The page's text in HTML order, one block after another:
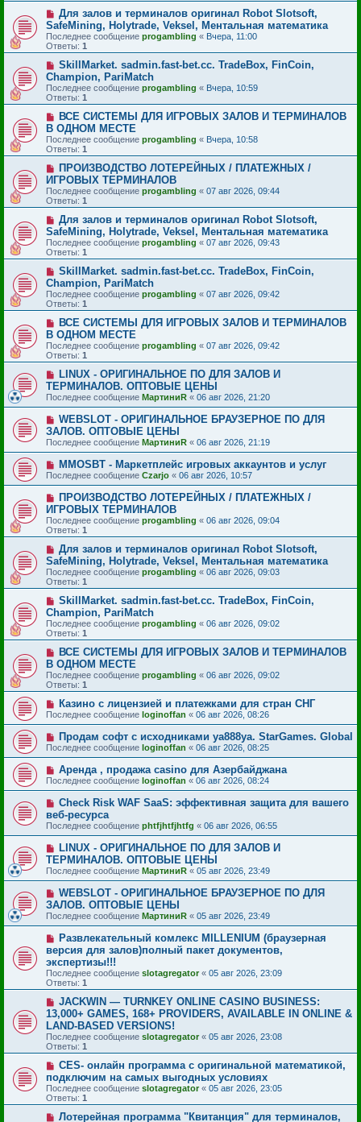
Для залов и терминалов оригинал Robot Slotsoft,
SafeMining, Holytrade, Veksel, Ментальная математика
Последнее сообщение progambling « Вчера, 11:00
Ответы: 1
SkillMarket. sadmin.fast-bet.cc. TradeBox, FinCoin,
Champion, PariMatch
Последнее сообщение progambling « Вчера, 10:59
Ответы: 1
ВСЕ СИСТЕМЫ ДЛЯ ИГРОВЫХ ЗАЛОВ И ТЕРМИНАЛОВ
В ОДНОМ МЕСТЕ
Последнее сообщение progambling « Вчера, 10:58
Ответы: 1
ПРОИЗВОДСТВО ЛОТЕРЕЙНЫХ / ПЛАТЕЖНЫХ /
ИГРОВЫХ ТЕРМИНАЛОВ
Последнее сообщение progambling « 07 авг 2026, 09:44
Ответы: 1
Для залов и терминалов оригинал Robot Slotsoft,
SafeMining, Holytrade, Veksel, Ментальная математика
Последнее сообщение progambling « 07 авг 2026, 09:43
Ответы: 1
SkillMarket. sadmin.fast-bet.cc. TradeBox, FinCoin,
Champion, PariMatch
Последнее сообщение progambling « 07 авг 2026, 09:42
Ответы: 1
ВСЕ СИСТЕМЫ ДЛЯ ИГРОВЫХ ЗАЛОВ И ТЕРМИНАЛОВ
В ОДНОМ МЕСТЕ
Последнее сообщение progambling « 07 авг 2026, 09:42
Ответы: 1
LINUX - ОРИГИНАЛЬНОЕ ПО ДЛЯ ЗАЛОВ И
ТЕРМИНАЛОВ. ОПТОВЫЕ ЦЕНЫ
Последнее сообщение МартиниR « 06 авг 2026, 21:20
WEBSLOT - ОРИГИНАЛЬНОЕ БРАУЗЕРНОЕ ПО ДЛЯ
ЗАЛОВ. ОПТОВЫЕ ЦЕНЫ
Последнее сообщение МартиниR « 06 авг 2026, 21:19
MMOSBT - Маркетплейс игровых аккаунтов и услуг
Последнее сообщение Czarjo « 06 авг 2026, 10:57
ПРОИЗВОДСТВО ЛОТЕРЕЙНЫХ / ПЛАТЕЖНЫХ /
ИГРОВЫХ ТЕРМИНАЛОВ
Последнее сообщение progambling « 06 авг 2026, 09:04
Ответы: 1
Для залов и терминалов оригинал Robot Slotsoft,
SafeMining, Holytrade, Veksel, Ментальная математика
Последнее сообщение progambling « 06 авг 2026, 09:03
Ответы: 1
SkillMarket. sadmin.fast-bet.cc. TradeBox, FinCoin,
Champion, PariMatch
Последнее сообщение progambling « 06 авг 2026, 09:02
Ответы: 1
ВСЕ СИСТЕМЫ ДЛЯ ИГРОВЫХ ЗАЛОВ И ТЕРМИНАЛОВ
В ОДНОМ МЕСТЕ
Последнее сообщение progambling « 06 авг 2026, 09:02
Ответы: 1
Казино с лицензией и платежками для стран СНГ
Последнее сообщение loginoffan « 06 авг 2026, 08:26
Продам софт с исходниками ya888ya. StarGames. Global
Последнее сообщение loginoffan « 06 авг 2026, 08:25
Аренда , продажа casino для Азербайджана
Последнее сообщение loginoffan « 06 авг 2026, 08:24
Check Risk WAF SaaS: эффективная защита для вашего
веб-ресурса
Последнее сообщение phtfjhtfjhtfg « 06 авг 2026, 06:55
LINUX - ОРИГИНАЛЬНОЕ ПО ДЛЯ ЗАЛОВ И
ТЕРМИНАЛОВ. ОПТОВЫЕ ЦЕНЫ
Последнее сообщение МартиниR « 05 авг 2026, 23:49
WEBSLOT - ОРИГИНАЛЬНОЕ БРАУЗЕРНОЕ ПО ДЛЯ
ЗАЛОВ. ОПТОВЫЕ ЦЕНЫ
Последнее сообщение МартиниR « 05 авг 2026, 23:49
Развлекательный комлекс MILLENIUM (браузерная
версия для залов)полный пакет документов,
экспертизы!!!
Последнее сообщение slotagregator« 05 авг 2026, 23:09
Ответы: 1
JACKWIN — TURNKEY ONLINE CASINO BUSINESS:
13,000+ GAMES, 168+ PROVIDERS, AVAILABLE IN ONLINE &
LAND-BASED VERSIONS!
Последнее сообщение slotagregator « 05 авг 2026, 23:08
Ответы: 1
CES- онлайн программа с оригинальной математикой,
подключим на самых выгодных условиях
Последнее сообщение slotagregator« 05 авг 2026, 23:05
Ответы: 1
Лотерейная программа "Квитанция" для терминалов,